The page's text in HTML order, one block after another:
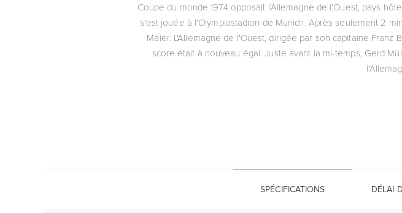
Coupe du monde 1974 opposait l’Allemagne de l’Ouest, pays
s'est jouée à l'Olympiastadion de Munich. Après seulement 2
Maier. L'Allemagne de l'Ouest, dirigée par son capitaine
score était à nouveau égal. Juste avant la mi-temps, Gerd
SPÉCIFICATIONS DÉLAI